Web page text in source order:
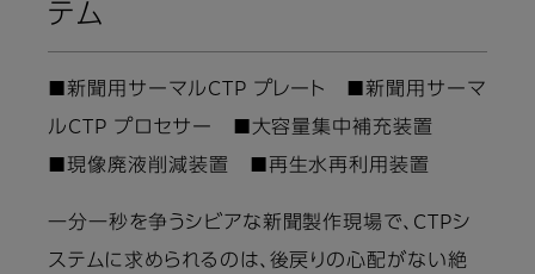
テム
■新聞用サーマルCTP プレート ■新聞用サーマ
ルCTP プロセサー ■大容量集中補充装置
■現像廃液削減装置 ■再生水再利用装置
一分一秒を争うシビアな新聞製作現場で、CTPシ
ステムに求められるのは、後戻りの心配がない絶